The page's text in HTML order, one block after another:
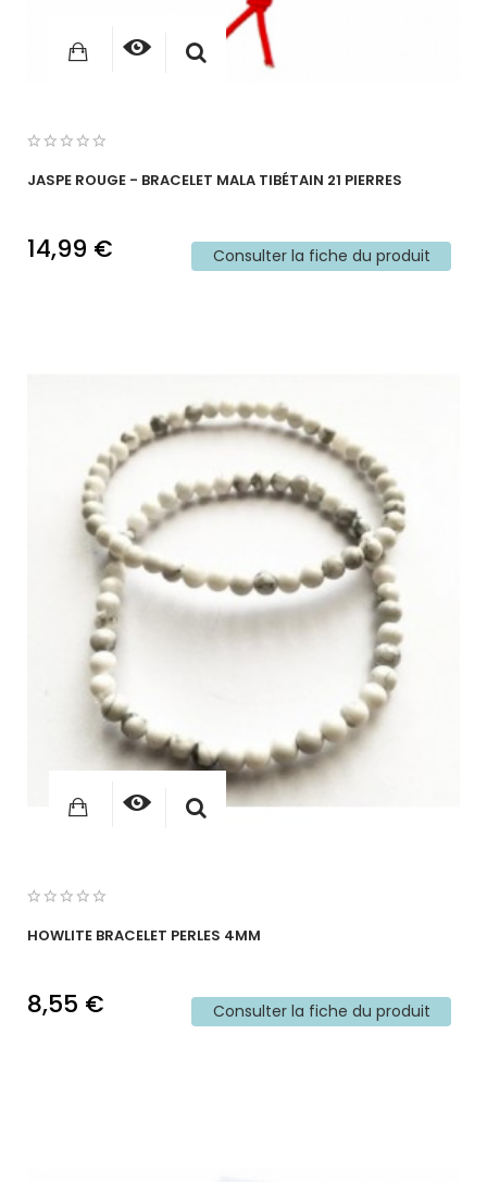
JASPE ROUGE - BRACELET MALA TIBÉTAIN 21 PIERRES
14,99 € Consulter la fiche du produit
HOWLITE BRACELET PERLES 4MM
8,55 € Consulter la fiche du produit